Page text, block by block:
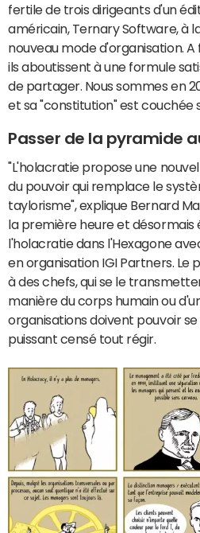
fertile de trois dirigeants d'un
américain, Ternary Software, à
nouveau mode d'organisation.
ils aboutissent à une formule
de partager. Nous sommes en
et sa "constitution" est couchée
Passer de la pyramide
"L'holacratie propose une
du pouvoir qui remplace le
taylorisme", explique Bernard
la première heure et désormais
l'holacratie dans l'Hexagone
en organisation IGI Partners. Le
à des chefs, qui se le
manière du corps humain ou
organisations doivent pouvoir
puissant censé tout régir.